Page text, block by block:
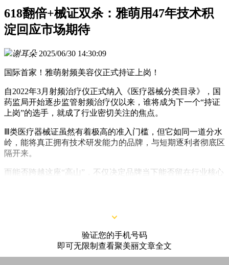
618翻倍+械证双杀：雅萌用47年技术积
淀回应市场期待
谢耳朵 2025/06/30 14:30:09
国际首家！雅萌射频美容仪正式持证上岗！
自2022年3月射频治疗仪正式纳入《医疗器械分类目录》，国
药监局开始逐步监管射频治疗仪以来，谁将成为下一个“持证
上岗”的选手，就成了行业密切关注的焦点。
Ⅲ类医疗器械证虽然有着极高的准入门槛，但它如同一道分水
岭，能将真正拥有技术研发能力的品牌，与短期逐利者彻底区
隔开来。
而能否跨越这座“高山”，不仅决定品牌当下能否留在行业核心
验证您的手机号码
即可无限制查看聚美丽文章全文